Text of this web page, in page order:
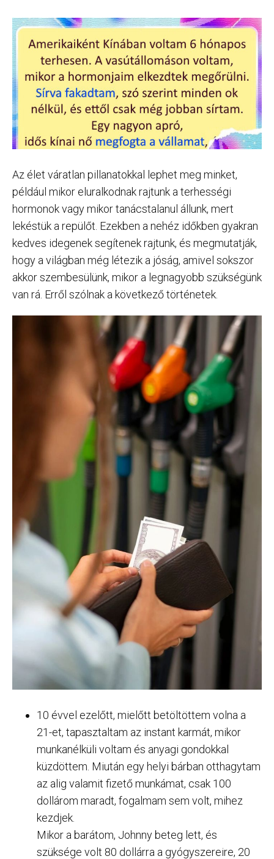
Az élet váratlan pillanatokkal lephet meg minket,
például mikor eluralkodnak rajtunk a terhességi
hormonok vagy mikor tanácstalanul állunk, mert
lekéstük a repülőt. Ezekben a nehéz időkben gyakran
kedves idegenek segítenek rajtunk, és megmutatják,
hogy a világban még létezik a jóság, amivel sokszor
akkor szembesülünk, mikor a legnagyobb szükségünk
van rá. Erről szólnak a következő történetek.
10 évvel ezelőtt, mielőtt betöltöttem volna a
21-et, tapasztaltam az instant karmát, mikor
munkanélküli voltam és anyagi gondokkal
küzdöttem. Miután egy helyi bárban otthagytam
az alig valamit fizető munkámat, csak 100
dollárom maradt, fogalmam sem volt, mihez
kezdjek.
Mikor a barátom, Johnny beteg lett, és
szüksége volt 80 dollárra a gyógyszereire, 20